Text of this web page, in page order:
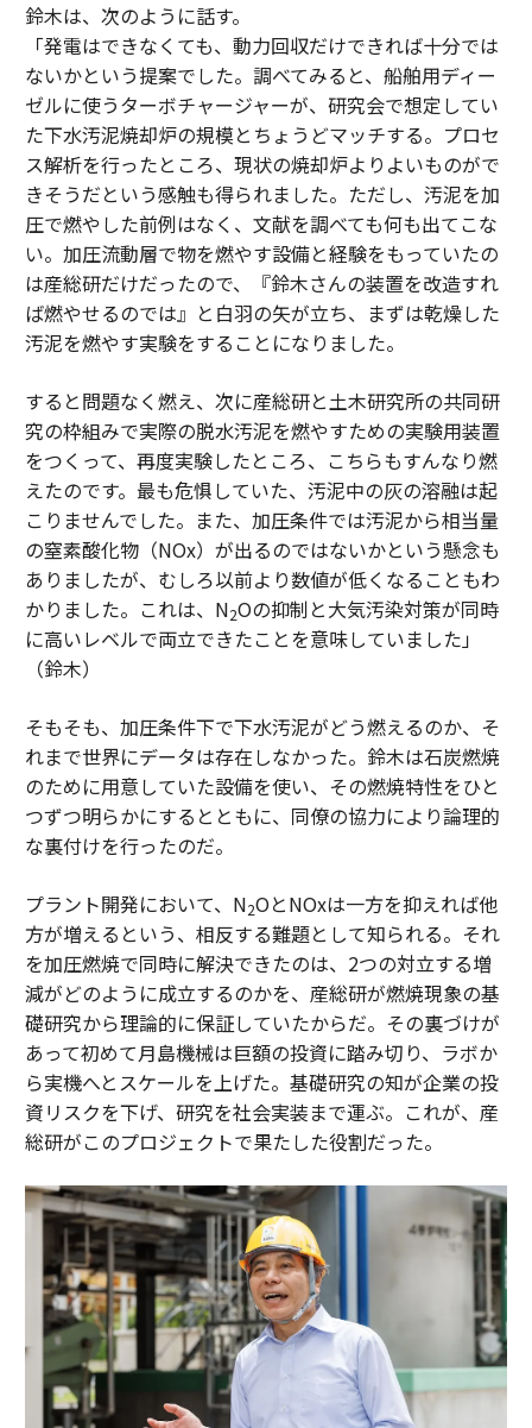
鈴木は、次のように話す。
「発電はできなくても、動力回収だけできれば十分では
ないかという提案でした。調べてみると、船舶用ディー
ゼルに使うターボチャージャーが、研究会で想定してい
た下水汚泥焼却炉の規模とちょうどマッチする。プロセ
ス解析を行ったところ、現状の焼却炉よりよいものがで
きそうだという感触も得られました。ただし、汚泥を加
圧で燃やした前例はなく、文献を調べても何も出てこな
い。加圧流動層で物を燃やす設備と経験をもっていたの
は産総研だけだったので、『鈴木さんの装置を改造すれ
ば燃やせるのでは』と白羽の矢が立ち、まずは乾燥した
汚泥を燃やす実験をすることになりました。
すると問題なく燃え、次に産総研と土木研究所の共同研
究の枠組みで実際の脱水汚泥を燃やすための実験用装置
をつくって、再度実験したところ、こちらもすんなり燃
えたのです。最も危惧していた、汚泥中の灰の溶融は起
こりませんでした。また、加圧条件では汚泥から相当量
の窒素酸化物（NOx）が出るのではないかという懸念も
ありましたが、むしろ以前より数値が低くなることもわ
かりました。これは、N2Oの抑制と大気汚染対策が同時
に高いレベルで両立できたことを意味していました」
（鈴木）
そもそも、加圧条件下で下水汚泥がどう燃えるのか、そ
れまで世界にデータは存在しなかった。鈴木は石炭燃焼
のために用意していた設備を使い、その燃焼特性をひと
つずつ明らかにするとともに、同僚の協力により論理的
な裏付けを行ったのだ。
プラント開発において、N2OとNOxは一方を抑えれば他
方が増えるという、相反する難題として知られる。それ
を加圧燃焼で同時に解決できたのは、2つの対立する増
減がどのように成立するのかを、産総研が燃焼現象の基
礎研究から理論的に保証していたからだ。その裏づけが
あって初めて月島機械は巨額の投資に踏み切り、ラボか
ら実機へとスケールを上げた。基礎研究の知が企業の投
資リスクを下げ、研究を社会実装まで運ぶ。これが、産
総研がこのプロジェクトで果たした役割だった。